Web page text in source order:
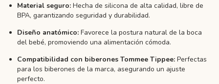
Material seguro: Hecha de silicona de alta calidad, libre de
BPA, garantizando seguridad y durabilidad.
Diseño anatómico: Favorece la postura natural de la boca
del bebé, promoviendo una alimentación cómoda.
Compatibilidad con biberones Tommee Tippee: Perfectas
para los biberones de la marca, asegurando un ajuste
perfecto.